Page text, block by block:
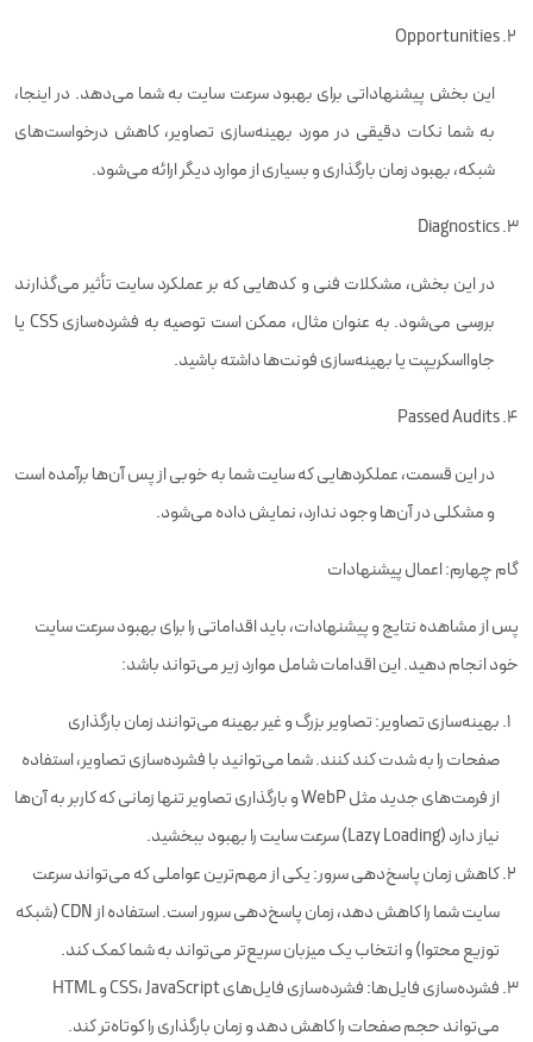
Opportunities
این بخش پیشنهاداتی برای بهبود سرعت سایت به شما می‌دهد. در اینجا،
به شما نکات دقیقی در مورد بهینه‌سازی تصاویر، کاهش درخواست‌های
شبکه، بهبود زمان بارگذاری و بسیاری از موارد دیگر ارائه می‌شود.
Diagnostics
در این بخش، مشکلات فنی و کدهایی که بر عملکرد سایت تأثیر می‌گذارند
بررسی می‌شود. به عنوان مثال، ممکن است توصیه به فشرده‌سازی CSS یا
جاوااسکریپت یا بهینه‌سازی فونت‌ها داشته باشید.
Passed Audits
در این قسمت، عملکردهایی که سایت شما به خوبی از پس آن‌ها برآمده است
و مشکلی در آن‌ها وجود ندارد، نمایش داده می‌شود.
گام چهارم: اعمال پیشنهادات
پس از مشاهده نتایج و پیشنهادات، باید اقداماتی را برای بهبود سرعت سایت
خود انجام دهید. این اقدامات شامل موارد زیر می‌تواند باشد:
بهینه‌سازی تصاویر: تصاویر بزرگ و غیر بهینه می‌توانند زمان بارگذاری
صفحات را به شدت کند کنند. شما می‌توانید با فشرده‌سازی تصاویر، استفاده
از فرمت‌های جدید مثل WebP و بارگذاری تصاویر تنها زمانی که کاربر به آن‌ها
نیاز دارد (Lazy Loading) سرعت سایت را بهبود ببخشید.
کاهش زمان پاسخ‌دهی سرور: یکی از مهم‌ترین عواملی که می‌تواند سرعت
سایت شما را کاهش دهد، زمان پاسخ‌دهی سرور است. استفاده از CDN (شبکه
توزیع محتوا) و انتخاب یک میزبان سریع‌تر می‌تواند به شما کمک کند.
فشرده‌سازی فایل‌ها: فشرده‌سازی فایل‌های CSS، JavaScript و HTML
می‌تواند حجم صفحات را کاهش دهد و زمان بارگذاری را کوتاه‌تر کند.